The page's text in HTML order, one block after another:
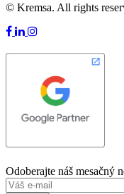
© Kremsa. All rights
Odoberajte náš mesačný